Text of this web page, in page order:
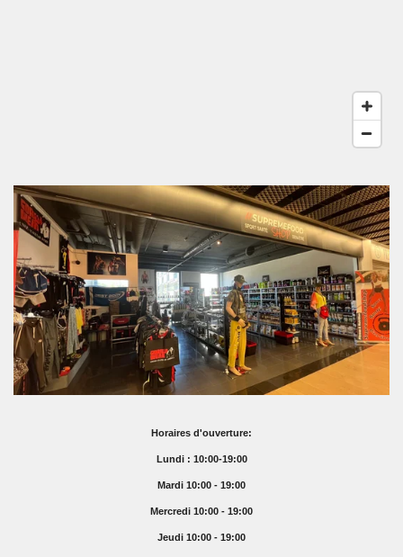
Horaires d'ouverture:
Lundi : 10:00-19:00
Mardi 10:00 - 19:00
Mercredi 10:00 - 19:00
Jeudi 10:00 - 19:00